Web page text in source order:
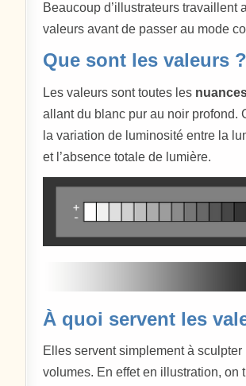
Beaucoup d’illustrateurs travaillent
valeurs avant de passer au mode
Que sont les valeurs ?
Les valeurs sont toutes les
allant du blanc pur au noir profond.
la variation de luminosité entre la
et l’absence totale de lumière.
À quoi servent les
Elles servent simplement à sculpter
volumes. En effet en illustration, on